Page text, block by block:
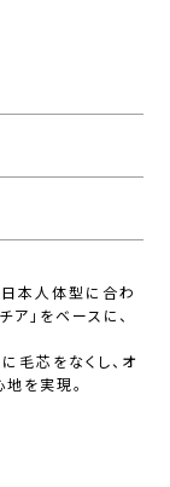
本人体型に合わ
ア」をベースに、
毛芯をなくし、オ
を実現。